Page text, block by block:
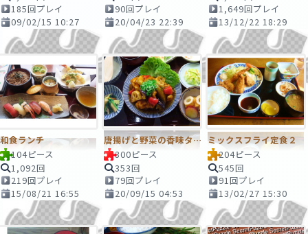
185回プレイ
09/02/15 10:27
90回プレイ
20/04/23 22:39
1,649回プレイ
13/12/22 18:29
和食ランチ
104ピース
1,092回
219回プレイ
15/08/21 16:55
唐揚げと野菜の香味タレ定食
300ピース
353回
79回プレイ
20/09/15 04:53
ミックスフライ定食２
204ピース
545回
91回プレイ
13/02/27 15:30